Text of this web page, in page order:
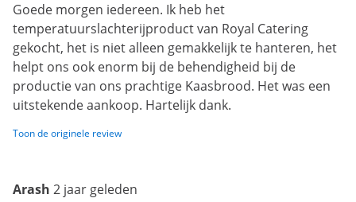
Goede morgen iedereen. Ik heb het
temperatuurslachterijproduct van Royal Catering
gekocht, het is niet alleen gemakkelijk te hanteren, het
helpt ons ook enorm bij de behendigheid bij de
productie van ons prachtige Kaasbrood. Het was een
uitstekende aankoop. Hartelijk dank.
Toon de originele review
Arash 2 jaar geleden